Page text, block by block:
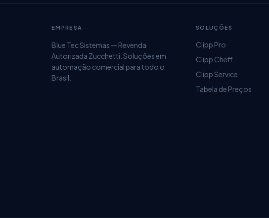
EMPRESA
Blue Tec Sistemas — Revenda
Autorizada Zucchetti. Soluções em
automação comercial para todo o
Brasil.
SOLUÇÕES
Clipp Pro
Clipp Cheff
Clipp Service
Tabela de Preços